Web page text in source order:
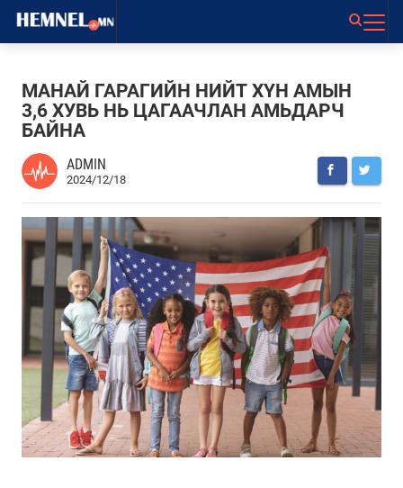
МАНАЙ ГАРАГИЙН НИЙТ ХҮН АМЫН
3,6 ХУВЬ НЬ ЦАГААЧЛАН АМЬДАРЧ
БАЙНА
ADMIN
2024/12/18